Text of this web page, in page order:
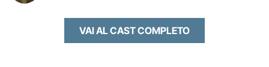
VAI AL CAST COMPLETO